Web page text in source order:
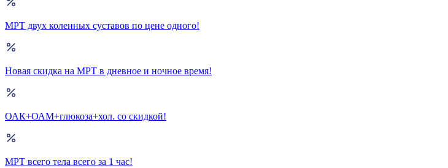
МРТ двух коленных суставов по цене одного!
Новая скидка на МРТ в дневное и ночное время!
ОАК+ОАМ+глюкоза+хол. со скидкой!
МРТ всего тела всего за 1 час!